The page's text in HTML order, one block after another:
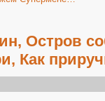
Остров
Как